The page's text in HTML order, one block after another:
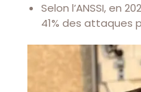
Selon l’ANSSI, en
41% des attaques